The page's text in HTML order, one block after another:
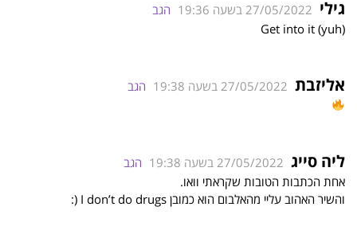
גילי 27/05/2022 בשעה 19:36
הגב
Get into it (yuh)
אליזבת 27/05/2022 בשעה 19:38 הגב
ליה סייג 27/05/2022 בשעה 19:38
הגב
אחת הכתבות הטובות שקראתי וואו.
והשיר האהוב עליי מהאלבום הוא כמובן I don’t do drugs (: